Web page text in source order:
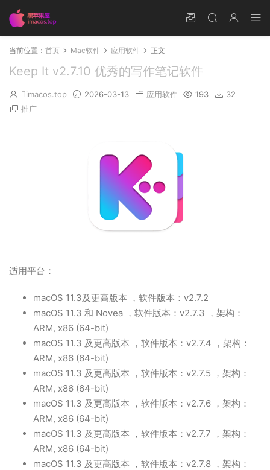
当前位置： 首页 Mac软件 应用软件 正文
Keep It v2.7.10 优秀的写作笔记软件
imacos.top 2026-03-13 应用软件 193
32
推广
适用平台：
macOS 11.3及更高版本 ，软件版本：v2.7.2
macOS 11.3 和 Novea ，软件版本：v2.7.3 ，架构：
ARM, x86 (64-bit)
macOS 11.3 及更高版本 ，软件版本：v2.7.4 ，架构：
ARM, x86 (64-bit)
macOS 11.3 及更高版本 ，软件版本：v2.7.5 ，架构：
ARM, x86 (64-bit)
macOS 11.3 及更高版本 ，软件版本：v2.7.6 ，架构：
ARM, x86 (64-bit)
macOS 11.3 及更高版本 ，软件版本：v2.7.7 ，架构：
ARM, x86 (64-bit)
macOS 11.3 及更高版本 ，软件版本：v2.7.8 ，架构：